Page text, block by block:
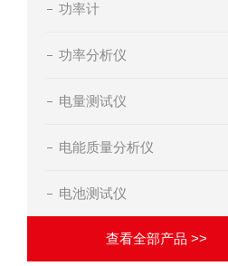
功率计
功率分析仪
电量测试仪
电能质量分析仪
电池测试仪
查看全部产品 >>